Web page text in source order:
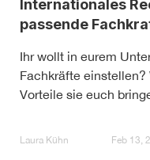
Internationales
passende
Ihr wollt in eurem
Fachkräfte
Vorteile sie euch
Laura Kühn Feb 13,